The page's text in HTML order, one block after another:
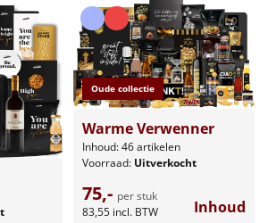
Oude collectie
Warme Verwenner
Inhoud: 46 artikelen
Voorraad: Uitverkocht
75,- per stuk
83,55 incl. BTW Inhoud